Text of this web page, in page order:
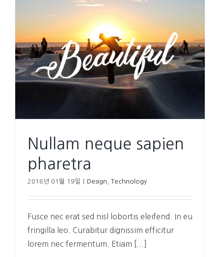
Nullam neque sapien
pharetra
2016년 01월 19일 Design Technology
Fusce nec erat sed nisl lobortis eleifend. In eu
fringilla leo. Curabitur dignissim efficitur
lorem nec fermentum. Etiam [...]